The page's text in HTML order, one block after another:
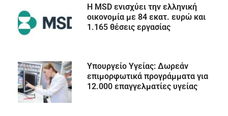
Η MSD ενισχύει την ελληνική
οικονομία με 84 εκατ. ευρώ και
1.165 θέσεις εργασίας
Υπουργείο Υγείας: Δωρεάν
επιμορφωτικά προγράμματα για
12.000 επαγγελματίες υγείας